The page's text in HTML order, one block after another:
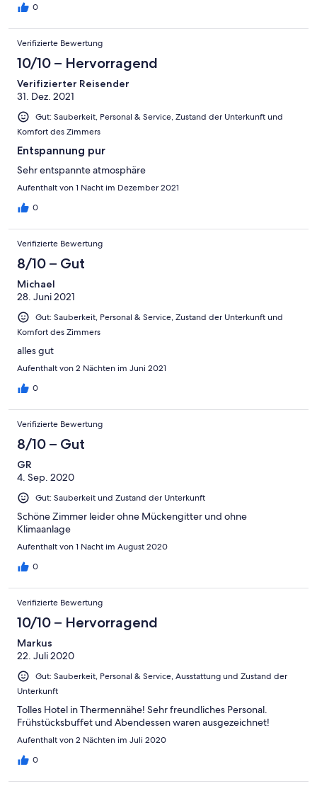
0
Verifizierte Bewertung
10/10 – Hervorragend
Verifizierter Reisender
31. Dez. 2021
Gut: Sauberkeit, Personal & Service, Zustand der Unterkunft und
Komfort des Zimmers
Entspannung pur
Sehr entspannte atmosphäre
Aufenthalt von 1 Nacht im Dezember 2021
0
Verifizierte Bewertung
8/10 – Gut
Michael
28. Juni 2021
Gut: Sauberkeit, Personal & Service, Zustand der Unterkunft und
Komfort des Zimmers
alles gut
Aufenthalt von 2 Nächten im Juni 2021
0
Verifizierte Bewertung
8/10 – Gut
GR
4. Sep. 2020
Gut: Sauberkeit und Zustand der Unterkunft
Schöne Zimmer leider ohne Mückengitter und ohne
Klimaanlage
Aufenthalt von 1 Nacht im August 2020
0
Verifizierte Bewertung
10/10 – Hervorragend
Markus
22. Juli 2020
Gut: Sauberkeit, Personal & Service, Ausstattung und Zustand der
Unterkunft
Tolles Hotel in Thermennähe! Sehr freundliches Personal.
Frühstücksbuffet und Abendessen waren ausgezeichnet!
Aufenthalt von 2 Nächten im Juli 2020
0